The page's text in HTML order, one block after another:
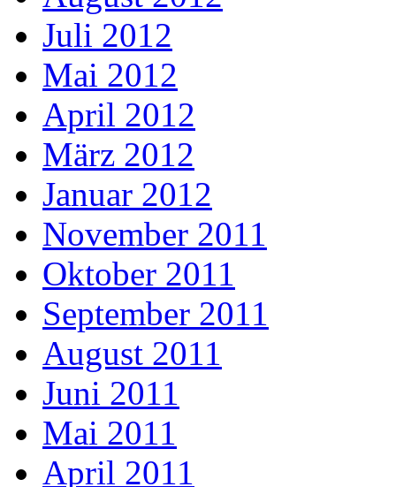
Juli 2012
Mai 2012
April 2012
März 2012
Januar 2012
November 2011
Oktober 2011
September 2011
August 2011
Juni 2011
Mai 2011
April 2011